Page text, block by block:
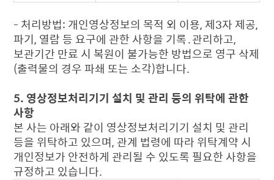
- 처리방법: 개인영상정보의 목적 외 이용, 제3자 제공,
파기, 열람 등 요구에 관한 사항을 기록․관리하고,
보관기간 만료 시 복원이 불가능한 방법으로 영구 삭제
(출력물의 경우 파쇄 또는 소각)합니다.
5. 영상정보처리기기 설치 및 관리 등의 위탁에 관한
사항
본 사는 아래와 같이 영상정보처리기기 설치 및 관리
등을 위탁하고 있으며, 관계 법령에 따라 위탁계약 시
개인정보가 안전하게 관리될 수 있도록 필요한 사항을
규정하고 있습니다.